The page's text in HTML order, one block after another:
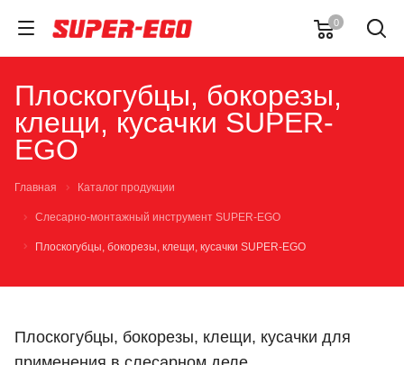
0
Плоскогубцы, бокорезы,
клещи, кусачки SUPER-
EGO
Главная Каталог продукции
Слесарно-монтажный инструмент SUPER-EGO
Плоскогубцы, бокорезы, клещи, кусачки SUPER-EGO
Плоскогубцы, бокорезы, клещи, кусачки для